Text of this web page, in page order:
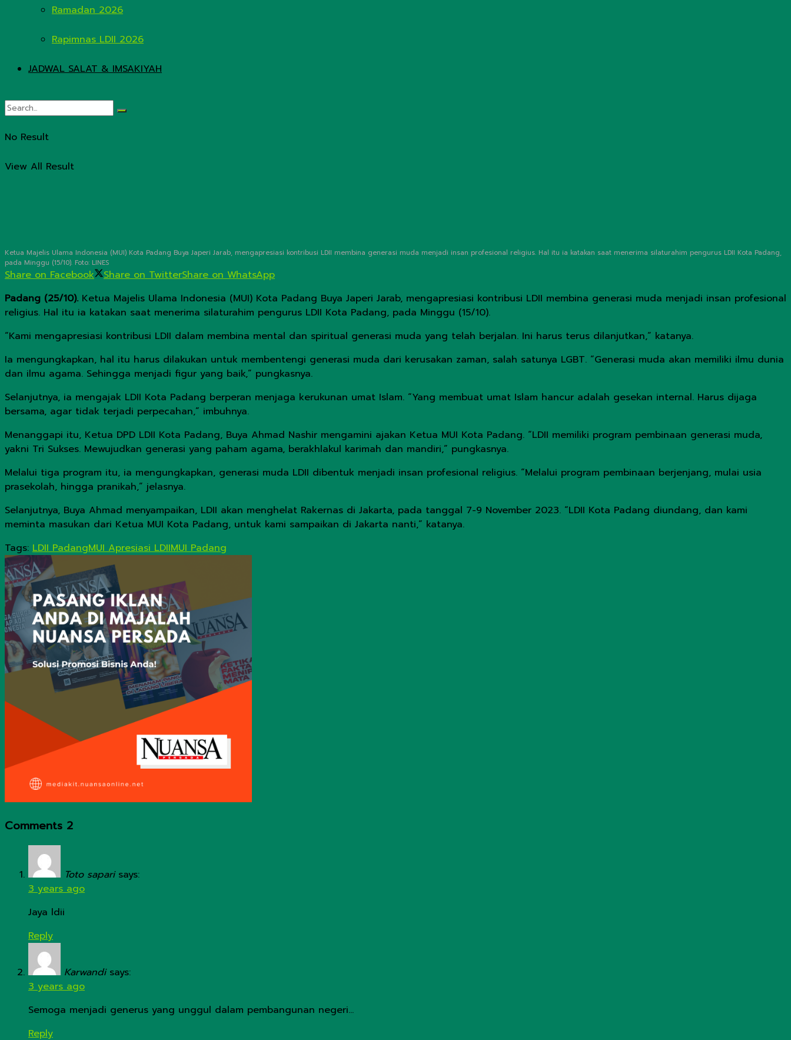
Ramadan 2026
Rapimnas LDII 2026
JADWAL SALAT & IMSAKIYAH
No Result
View All Result
Ketua Majelis Ulama Indonesia (MUI) Kota Padang Buya Japeri Jarab, mengapresiasi kontribusi LDII membina generasi muda menjadi insan profesional religius. Hal itu ia katakan saat menerima silaturahim pengurus LDII Kota Padang,
pada Minggu (15/10). Foto: LINES
Share on Facebook Share on TwitterShare on WhatsApp
Padang (25/10). Ketua Majelis Ulama Indonesia (MUI) Kota Padang Buya Japeri Jarab, mengapresiasi kontribusi LDII membina generasi muda menjadi insan profesional
religius. Hal itu ia katakan saat menerima silaturahim pengurus LDII Kota Padang, pada Minggu (15/10).
“Kami mengapresiasi kontribusi LDII dalam membina mental dan spiritual generasi muda yang telah berjalan. Ini harus terus dilanjutkan,” katanya.
Ia mengungkapkan, hal itu harus dilakukan untuk membentengi generasi muda dari kerusakan zaman, salah satunya LGBT. “Generasi muda akan memiliki ilmu dunia
dan ilmu agama. Sehingga menjadi figur yang baik,” pungkasnya.
Selanjutnya, ia mengajak LDII Kota Padang berperan menjaga kerukunan umat Islam. “Yang membuat umat Islam hancur adalah gesekan internal. Harus dijaga
bersama, agar tidak terjadi perpecahan,” imbuhnya.
Menanggapi itu, Ketua DPD LDII Kota Padang, Buya Ahmad Nashir mengamini ajakan Ketua MUI Kota Padang. “LDII memiliki program pembinaan generasi muda,
yakni Tri Sukses. Mewujudkan generasi yang paham agama, berakhlakul karimah dan mandiri,” pungkasnya.
Melalui tiga program itu, ia mengungkapkan, generasi muda LDII dibentuk menjadi insan profesional religius. “Melalui program pembinaan berjenjang, mulai usia
prasekolah, hingga pranikah,” jelasnya.
Selanjutnya, Buya Ahmad menyampaikan, LDII akan menghelat Rakernas di Jakarta, pada tanggal 7-9 November 2023. “LDII Kota Padang diundang, dan kami
meminta masukan dari Ketua MUI Kota Padang, untuk kami sampaikan di Jakarta nanti,” katanya.
Tags: LDII PadangMUI Apresiasi LDIIMUI Padang
Comments 2
Toto sapari says:
3 years ago
Jaya ldii
Reply
Karwandi says:
3 years ago
Semoga menjadi generus yang unggul dalam pembangunan negeri…
Reply